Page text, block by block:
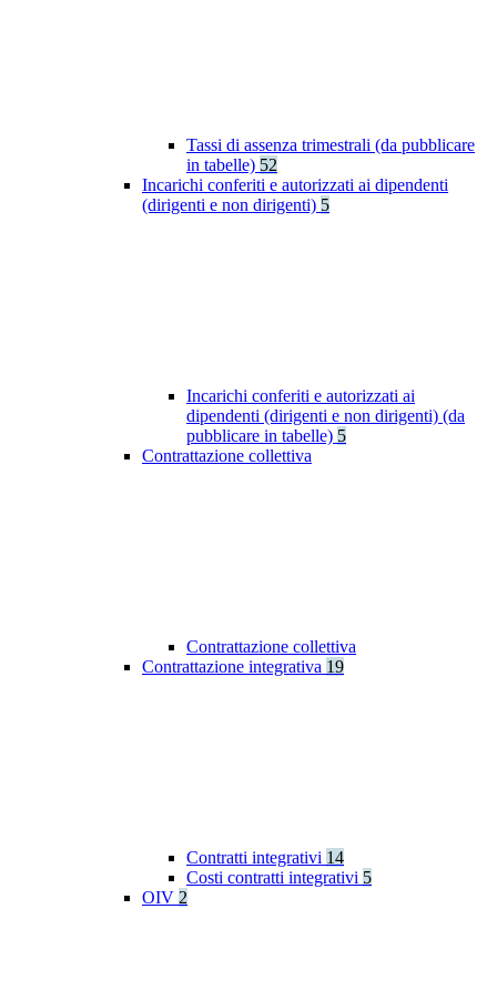
Tassi di assenza trimestrali (da pubblicare
in tabelle) 52
Incarichi conferiti e autorizzati ai dipendenti
(dirigenti e non dirigenti) 5
Incarichi conferiti e autorizzati ai
dipendenti (dirigenti e non dirigenti) (da
pubblicare in tabelle) 5
Contrattazione collettiva
Contrattazione collettiva
Contrattazione integrativa 19
Contratti integrativi 14
Costi contratti integrativi 5
OIV 2